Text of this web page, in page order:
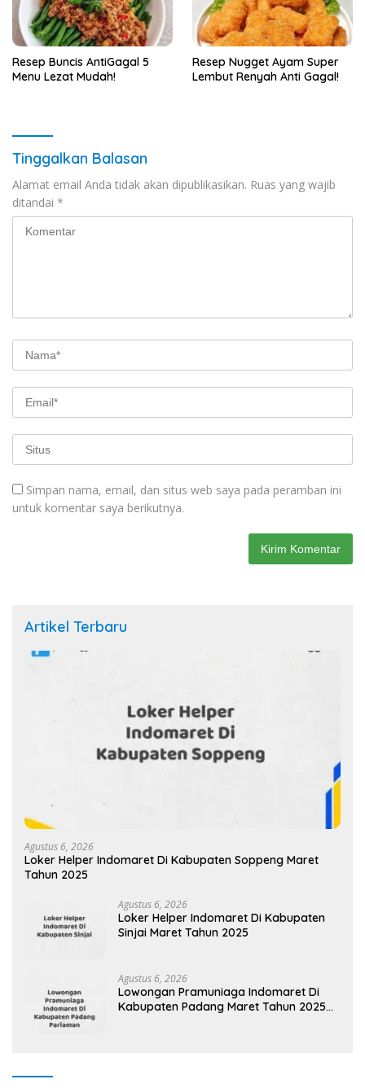
Resep Buncis AntiGagal 5
Menu Lezat Mudah!
Resep Nugget Ayam Super
Lembut Renyah Anti Gagal!
Tinggalkan Balasan
Alamat email Anda tidak akan dipublikasikan. Ruas yang wajib
ditandai *
Simpan nama, email, dan situs web saya pada peramban ini
untuk komentar saya berikutnya.
Artikel Terbaru
Agustus 6, 2026
Loker Helper Indomaret Di Kabupaten Soppeng Maret
Tahun 2025
Agustus 6, 2026
Loker Helper Indomaret Di Kabupaten
Sinjai Maret Tahun 2025
Agustus 6, 2026
Lowongan Pramuniaga Indomaret Di
Kabupaten Padang Maret Tahun 2025